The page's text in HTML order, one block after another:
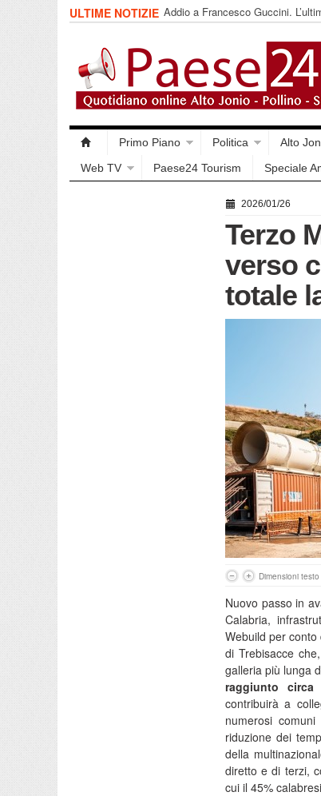
ULTIME NOTIZIE Addio a Francesco Guccini.
impegnata
Primo Piano Politica Alto
Web TV
Paese24 Tourism Speciale
2026/01/26
Terzo
verso
totale
Dimensioni testo
Nuovo passo in
Calabria,
Webuild per
di Trebisacce
galleria più lunga
raggiunto circa
contribuirà a
numerosi
riduzione dei
della
diretto e di terzi,
cui il 45%